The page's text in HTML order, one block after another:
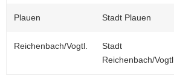
Plauen Stadt Plauen
Reichenbach/Vogtl.
Stadt
Reichenbach/Vogtl.